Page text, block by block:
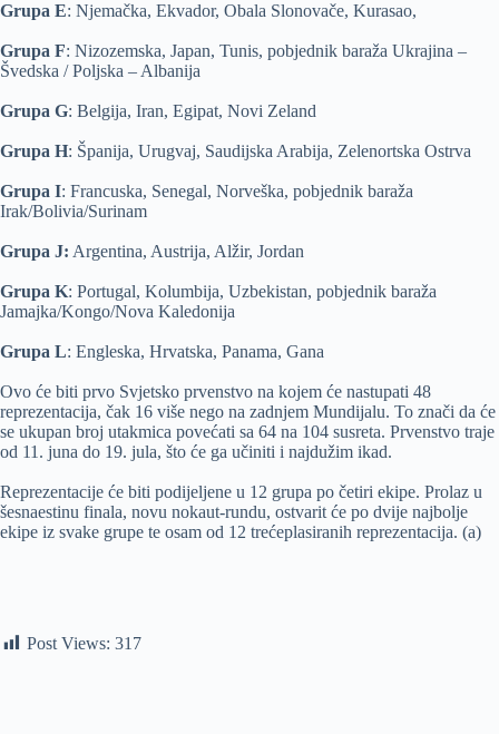
Grupa E: Njemačka, Ekvador, Obala Slonovače, Kurasao,
Grupa F: Nizozemska, Japan, Tunis, pobjednik baraža Ukrajina –
Švedska / Poljska – Albanija
Grupa G: Belgija, Iran, Egipat, Novi Zeland
Grupa H: Španija, Urugvaj, Saudijska Arabija, Zelenortska Ostrva
Grupa I: Francuska, Senegal, Norveška, pobjednik baraža
Irak/Bolivia/Surinam
Grupa J: Argentina, Austrija, Alžir, Jordan
Grupa K: Portugal, Kolumbija, Uzbekistan, pobjednik baraža
Jamajka/Kongo/Nova Kaledonija
Grupa L: Engleska, Hrvatska, Panama, Gana
Ovo će biti prvo Svjetsko prvenstvo na kojem će nastupati 48
reprezentacija, čak 16 više nego na zadnjem Mundijalu. To znači da će
se ukupan broj utakmica povećati sa 64 na 104 susreta. Prvenstvo traje
od 11. juna do 19. jula, što će ga učiniti i najdužim ikad.
Reprezentacije će biti podijeljene u 12 grupa po četiri ekipe. Prolaz u
šesnaestinu finala, novu nokaut-rundu, ostvarit će po dvije najbolje
ekipe iz svake grupe te osam od 12 trećeplasiranih reprezentacija. (a)
Post Views: 317